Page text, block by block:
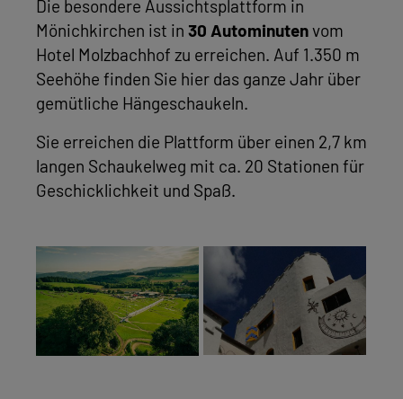
Die besondere Aussichtsplattform in
Mönichkirchen ist in 30 Autominuten vom
Hotel Molzbachhof zu erreichen. Auf 1.350 m
Seehöhe finden Sie hier das ganze Jahr über
gemütliche Hängeschaukeln.
Sie erreichen die Plattform über einen 2,7 km
langen Schaukelweg mit ca. 20 Stationen für
Geschicklichkeit und Spaß.